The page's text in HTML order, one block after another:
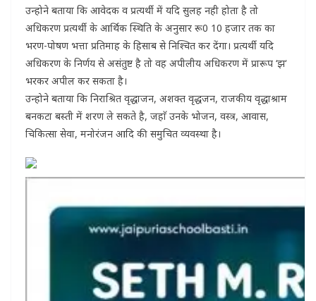
उन्होने बताया कि आवेदक व प्रत्यर्थी में यदि सुलह नही होता है तो
अधिकरण प्रत्यर्थी के आर्थिक स्थिति के अनुसार रू0 10 हजार तक का
भरण-पोषण भत्ता प्रतिमाह के हिसाब से निश्चित कर देंगा। प्रत्यर्थी यदि
अधिकरण के निर्णय से असंतुष्ट है तो वह अपीलीय अधिकरण में प्रारूप ‘झ‘
भरकर अपील कर सकता है।
उन्होने बताया कि निराश्रित वृद्धाजन, अशक्त वृद्धजन, राजकीय वृद्धाश्राम
बनकटा बस्ती में शरण ले सकते है, जहाॅ उनके भोजन, वस्त्र, आवास,
चिकित्सा सेवा, मनोरंजन आदि की समुचित व्यवस्था है।